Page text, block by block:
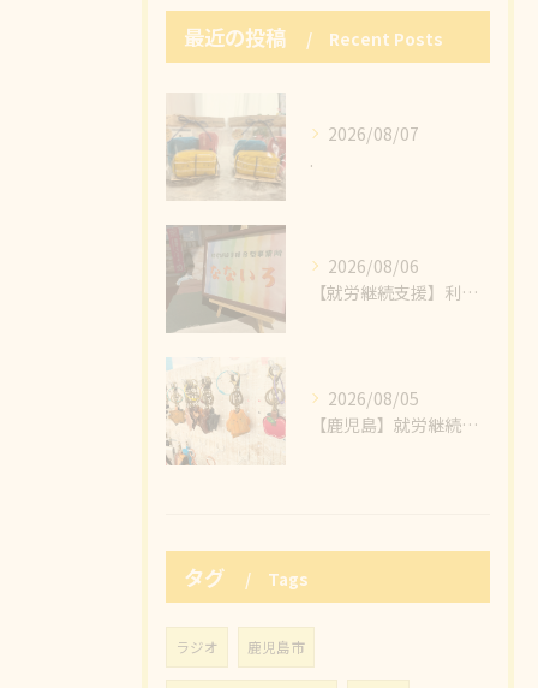
最近の投稿 Recent Posts
2026/08/07
.
2026/08/06
【就労継続支援】利用者様の心のこもった製品がたくさんの方に見ていただけました🥰小物作りの魅力のひとつ、販売することで感じるたくさんの繋がりと幸せの輪💞
2026/08/05
【鹿児島】就労継続支援B型事業所 なないろ、本日もわくわくで販売を楽しむぞ～～💪
タグ Tags
ラジオ 鹿児島市